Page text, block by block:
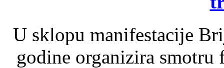
U sklopu manifestacije
godine organizira